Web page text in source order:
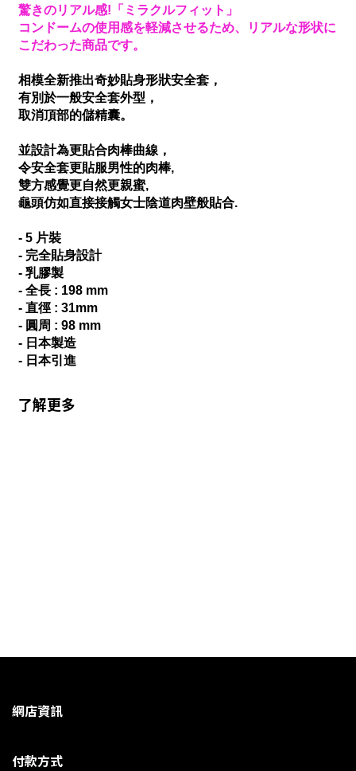
驚きのリアル感!「ミラクルフィット」
コンドームの使用感を軽減させるため、
リアルな形状に
こだわった商品です。
相模全新推出奇妙貼身形狀安全套，
有別於一般安全套外型，
取消頂部的儲精囊。
並設計為更貼合肉棒曲線，
令安全套更貼服男性的肉棒,
雙方感覺更自然更親蜜,
龜頭仿如直接接觸女士陰道肉壁般貼合.
- 5 片裝
- 完全貼身設計
- 乳膠製
- 全長 : 198 mm
- 直徑 : 31mm
- 圓周 : 98 mm
- 日本製造
- 日本引進
了解更多
網店資訊
付款方式